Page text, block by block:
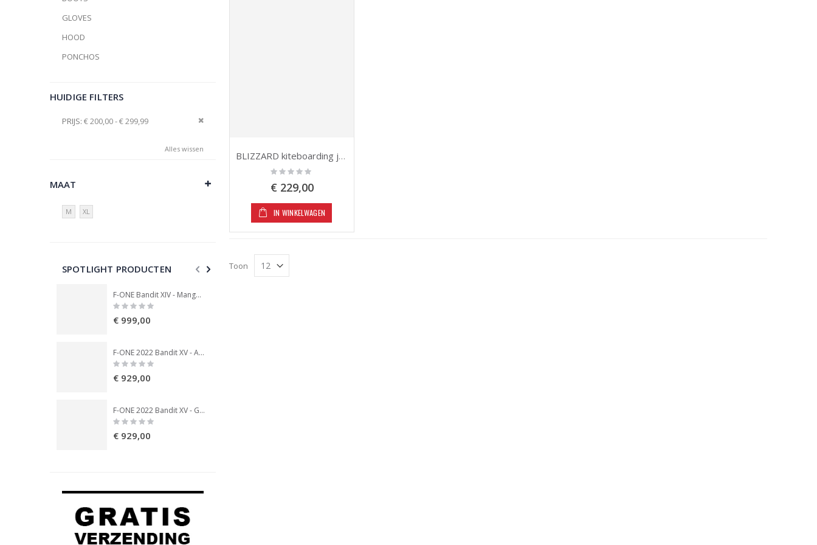
BLIZZARD kiteboarding jacket
Rating:
0%
€ 229,00
IN WINKELWAGEN
Toon
GLOVES
HOOD
PONCHOS
HUIDIGE FILTERS
PRIJS € 200,00 - € 299,99 Verwijder dit artikel
Alles wissen
MAAT
M XL
SPOTLIGHT PRODUCTEN
F-ONE Bandit XIV - Mango (RETRO)
Rating:
0%
€ 999,00
F-ONE 2022 Bandit XV - Abyss/Glacier
Rating:
0%
€ 929,00
F-ONE 2022 Bandit XV - Glacier
Rating:
0%
€ 929,00